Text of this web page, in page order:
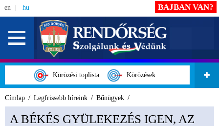
en hu
Körözési toplista Körözések
BAJBAN VAN?
Címlap Legfrissebb híreink Bűnügyek
A BÉKÉS GYÜLEKEZÉS IGEN, AZ